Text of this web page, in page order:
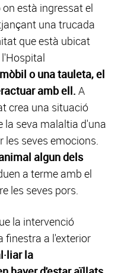
està ingressat el
una trucada
que està ubicat
o una tauleta, el
amb ell. A
crea una situació
la seva malaltia d'una
seves emocions.
algun dels
a terme amb el
les seves pors.
la intervenció
finestra a l'exterior
la